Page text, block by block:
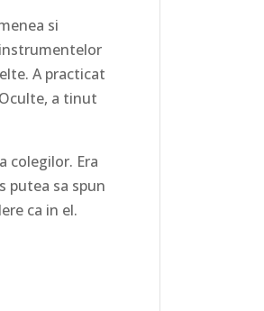
si
A practicat
a tinut
colegilor. Era
putea sa spun
ca in el.